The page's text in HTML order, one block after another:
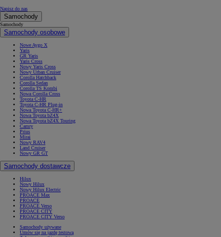
Napisz do nas
Samochody
Samochody
Samochody osobowe
Nowe Aygo X
Yaris
GR Yaris
Yaris Cross
Nowy Yaris Cross
Nowy Urban Cruiser
Corolla Hatchback
Corolla Sedan
Corolla TS Kombi
Nowa Corolla Cross
Toyota C-HR
Toyota C-HR Plug-in
Nowa Toyota C-HR+
Nowa Toyota bZ4X
Nowa Toyota bZ4X Touring
Camry
Prius
Mirai
Nowy RAV4
Land Cruiser
Nowy GR GT
Samochody dostawcze
Hilux
Nowy Hilux
Nowy Hilux Electric
PROACE Max
PROACE
PROACE Verso
PROACE CITY
PROACE CITY Verso
Samochody używane
Umów się na jazdę testową